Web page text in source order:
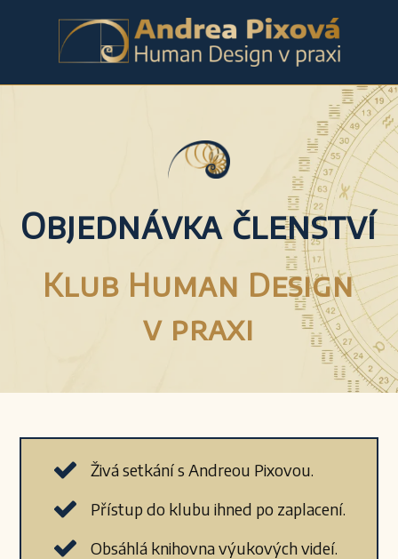
Objednávka členství
Klub Human Design
v praxi
Živá setkání s Andreou Pixovou.
Přístup do klubu ihned po zaplacení.
Obsáhlá knihovna výukových videí.